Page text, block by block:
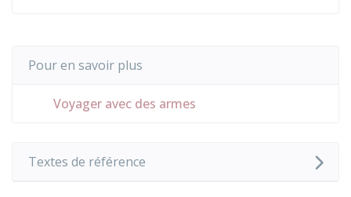
Pour en savoir plus
Voyager avec des armes
Textes de référence